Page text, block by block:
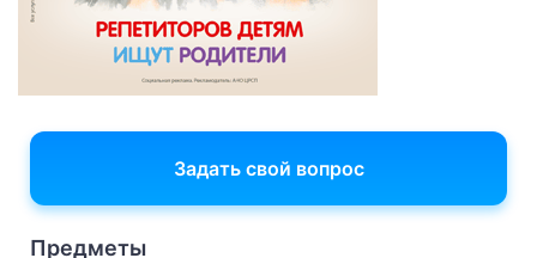
Задать свой вопрос
Предметы